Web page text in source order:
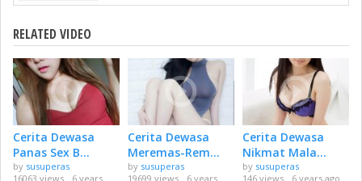
RELATED VIDEO
Cerita Dewasa
Panas Sex B...
by susuperas
16063 views
6 years
Cerita Dewasa
Meremas-Rem...
by susuperas
19699 views
6 years
Cerita Dewasa
Nikmat Mala...
by susuperas
146 views
6 years ago